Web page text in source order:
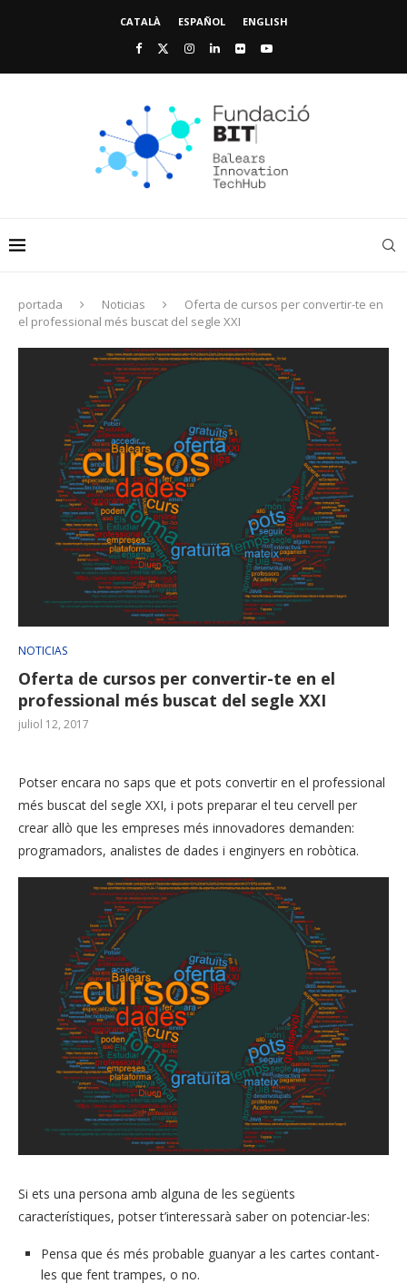
CATALÀ ESPAÑOL ENGLISH
portada Noticias
Oferta de cursos per convertir-te en
el professional més buscat del segle XXI
NOTICIAS
Oferta de cursos per convertir-te en el
professional més buscat del segle XXI
juliol 12, 2017
Potser encara no saps que et pots convertir en el professional
més buscat del segle XXI, i pots preparar el teu cervell per
crear allò que les empreses més innovadores demanden:
programadors, analistes de dades i enginyers en robòtica.
Si ets una persona amb alguna de les següents
característiques, potser t’interessarà saber on potenciar-les:
Pensa que és més probable guanyar a les cartes contant-
les que fent trampes, o no.